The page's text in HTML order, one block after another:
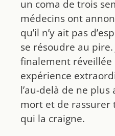
un coma de trois
médecins ont
qu’il n’y ait pas
se résoudre au pire.
finalement
expérience
l’au-delà de ne
mort et de rassurer
qui la craigne.